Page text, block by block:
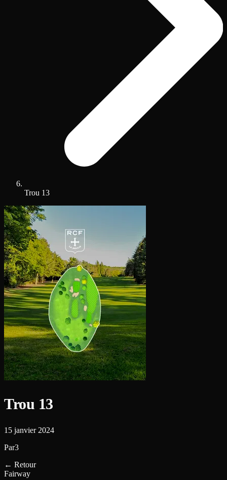
Trou 13
Trou 13
15 janvier 2024
Par3
← Retour
Fairway